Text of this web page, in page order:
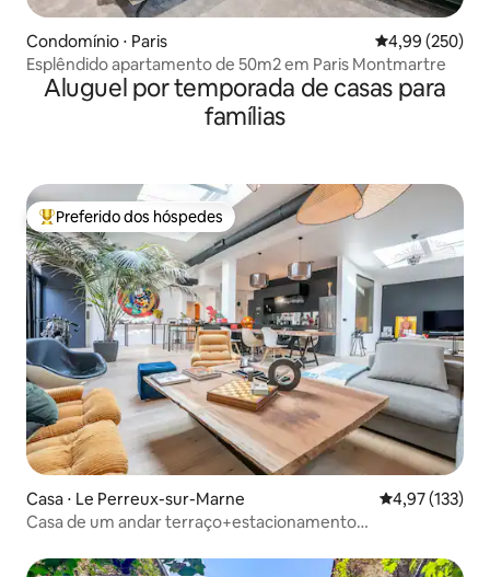
Condomínio ⋅ Paris 4,99 de uma
4,99 (250)
Esplêndido apartamento de 50m2 em Paris Montmartre
Aluguel por temporada de casas para
famílias
Entre os melhores preferidos dos hóspedes
Preferido dos hóspedes
Casa ⋅ Le Perreux-sur-Marne 4,97 de uma
4,97 (133)
Casa de um andar terraço+estacionamento